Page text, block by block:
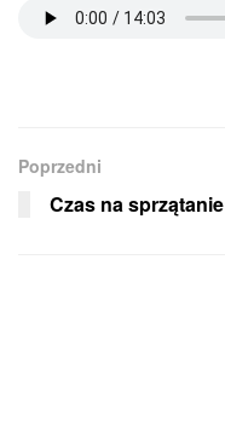
Poprzedni
Czas na sprzątanie